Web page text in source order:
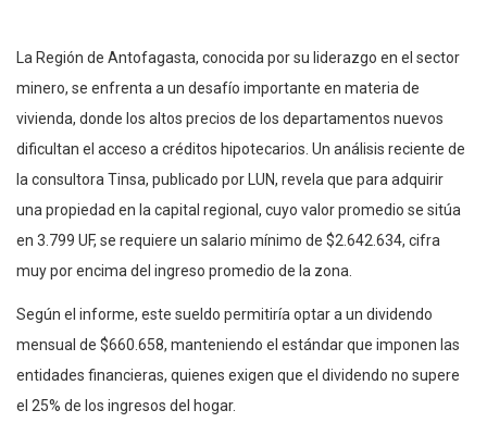
La Región de Antofagasta, conocida por su liderazgo en el sector
minero, se enfrenta a un desafío importante en materia de
vivienda, donde los altos precios de los departamentos nuevos
dificultan el acceso a créditos hipotecarios. Un análisis reciente de
la consultora Tinsa, publicado por LUN, revela que para adquirir
una propiedad en la capital regional, cuyo valor promedio se sitúa
en 3.799 UF, se requiere un salario mínimo de $2.642.634, cifra
muy por encima del ingreso promedio de la zona.
Según el informe, este sueldo permitiría optar a un dividendo
mensual de $660.658, manteniendo el estándar que imponen las
entidades financieras, quienes exigen que el dividendo no supere
el 25% de los ingresos del hogar.